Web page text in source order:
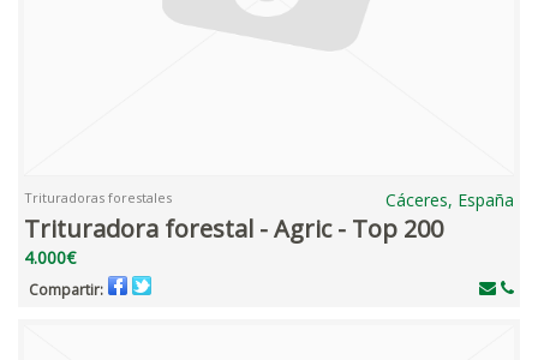
Trituradoras forestales Cáceres, España
Trituradora forestal - Agric - Top 200
4.000€
Compartir: